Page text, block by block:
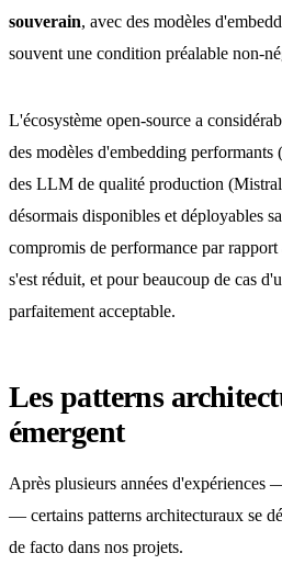
souverain, avec des modèles
souvent une condition préalable non-
L'écosystème open-source a
des modèles d'embedding
des LLM de qualité production
désormais disponibles et déployables
compromis de performance par
s'est réduit, et pour beaucoup de cas
parfaitement acceptable.
Les patterns
émergent
Après plusieurs années d'expériences
— certains patterns architecturaux se
de facto dans nos projets.